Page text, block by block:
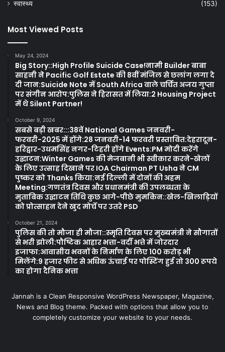
स्वास्थ्य
(153)
Most Viewed Posts
May 24, 2024
Big Story::High Profile Suicide Case!नामी Builder बाबा
साहनी ने Pacific Golf Estate की 8वीं मंजिल से छलांग लगा दे
दी जान:Suicide Note में South Africa वाले चर्चित अजय गुप्ता
पर संगीन आरोप:पुलिस ने हिरासत में लिया:2 Housing Project
में थे Silent Partner!
October 9, 2024
सबसे बड़ी खबर:::38वें National Games जनवरी-
फरवरी-2025 में होंगे:28 जनवरी-14 फरवरी प्रस्तावित:देहरादून-
हरिद्वार-उधमसिंह नगर-टिहरी होंगे Events:PM मोदी करेंगे
उद्घाटन:Winter Games की मेजबानी भी स्वीकार करने-खेलों
के लिए उत्साह दिखाने पर IOA Chairman PT Usha ने CM
पुष्कर को Thanks किया:नई दिल्ली में दोनों की अहम
Meeting:गणतंत्र दिवस और प्रधानमंत्री की उपलब्धता के
मुताबिक उद्घाटन तिथि कुछ आगे-पीछे मुमकिन::खेल-खिलाड़ियों
को प्रोत्साहन देने खुद मोर्चे पर उतरे PSD
October 21, 2024
पुलिस की तो मौजा ही मौजा::स्मृति दिवस पर मुख्यमंत्री ने सौगातों
से भरी झोली:पौष्टिक आहार भत्ता-वर्दी भत्ते में जोरदार
इजाफा:आवासीय भवनों के निर्माण के लिए 100 करोड़ भी
मिलेंगे:9 हजार फीट से अधिक ऊंचाई पर पोस्टिंग हुई तो 300 रूपये
का होगा दैनिक भत्ता
Jannah is a Clean Responsive WordPress Newspaper, Magazine,
News and Blog theme. Packed with options that allow you to
completely customize your website to your needs.